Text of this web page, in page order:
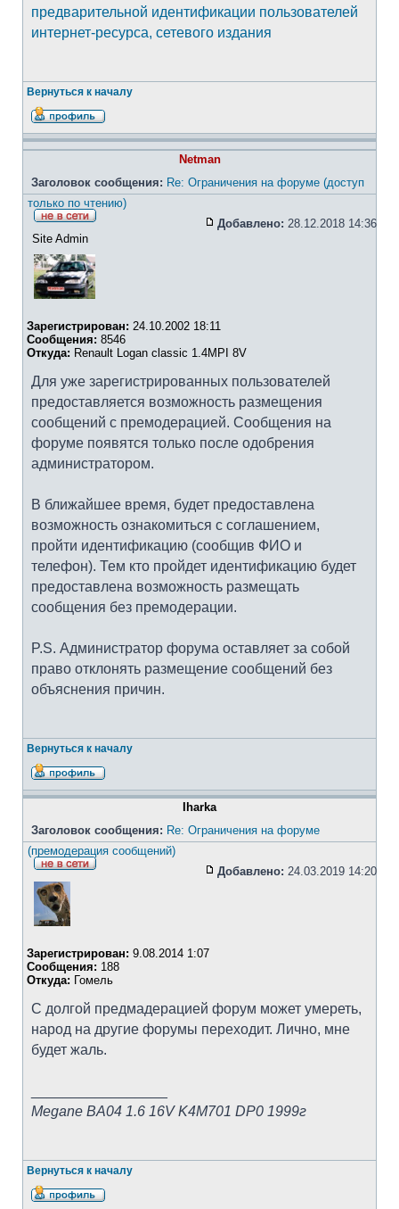
предварительной идентификации пользователей
интернет-ресурса, сетевого издания
Вернуться к началу
Netman
Заголовок сообщения: Re: Ограничения на форуме (доступ
только по чтению)
Добавлено: 28.12.2018 14:36
Site Admin
Зарегистрирован: 24.10.2002 18:11
Сообщения: 8546
Откуда: Renault Logan classic 1.4MPI 8V
Для уже зарегистрированных пользователей
предоставляется возможность размещения
сообщений с премодерацией. Сообщения на
форуме появятся только после одобрения
администратором.
В ближайшее время, будет предоставлена
возможность ознакомиться с соглашением,
пройти идентификацию (сообщив ФИО и
телефон). Тем кто пройдет идентификацию будет
предоставлена возможность размещать
сообщения без премодерации.
P.S. Администратор форума оставляет за собой
право отклонять размещение сообщений без
объяснения причин.
Вернуться к началу
Iharka
Заголовок сообщения: Re: Ограничения на форуме
(премодерация сообщений)
Добавлено: 24.03.2019 14:20
Зарегистрирован: 9.08.2014 1:07
Сообщения: 188
Откуда: Гомель
С долгой предмадерацией форум может умереть,
народ на другие форумы переходит. Лично, мне
будет жаль.
Megane BA04 1.6 16V K4M701 DP0 1999г
Вернуться к началу